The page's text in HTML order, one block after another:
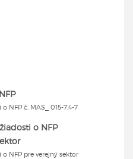
NFP č. MAS_ 015-7.4-7
o NFP
NFP pre verejný sektor